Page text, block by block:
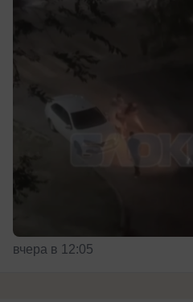
вчера в 12:05